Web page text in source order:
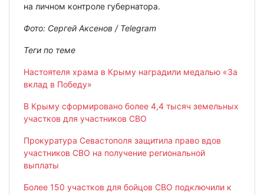
на личном контроле губернатора.
Фото: Сергей Аксенов / Telegram
Теги по теме
Настоятеля храма в Крыму наградили медалью «За
вклад в Победу»
В Крыму сформировано более 4,4 тысяч земельных
участков для участников СВО
Прокуратура Севастополя защитила право вдов
участников СВО на получение региональной
выплаты
Более 150 участков для бойцов СВО подключили к